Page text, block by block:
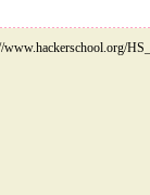
www.hackerschool.org/